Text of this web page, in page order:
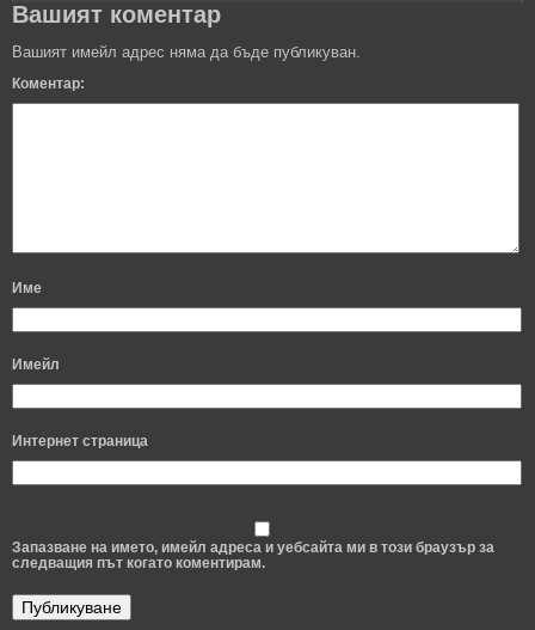
Вашият коментар
Вашият имейл адрес няма да бъде публикуван.
Коментар:
Име
Имейл
Интернет страница
Запазване на името, имейл адреса и уебсайта ми в този браузър за
следващия път когато коментирам.